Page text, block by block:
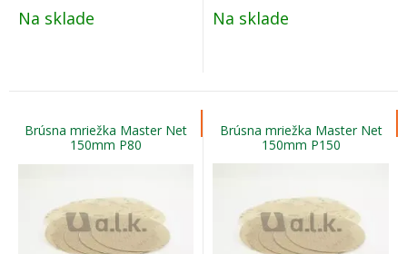
Na sklade Na sklade
Brúsna mriežka Master Net
150mm P80
Brúsna mriežka Master Net
150mm P150